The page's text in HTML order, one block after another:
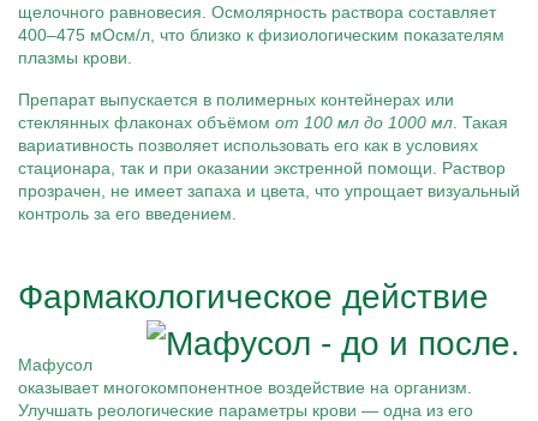
щелочного равновесия. Осмолярность раствора составляет
400–475 мОсм/л, что близко к физиологическим показателям
плазмы крови.
Препарат выпускается в полимерных контейнерах или
стеклянных флаконах объёмом от 100 мл до 1000 мл . Такая
вариативность позволяет использовать его как в условиях
стационара, так и при оказании экстренной помощи. Раствор
прозрачен, не имеет запаха и цвета, что упрощает визуальный
контроль за его введением.
Фармакологическое действие
Мафусол
оказывает многокомпонентное воздействие на организм.
Улучшать реологические параметры крови — одна из его